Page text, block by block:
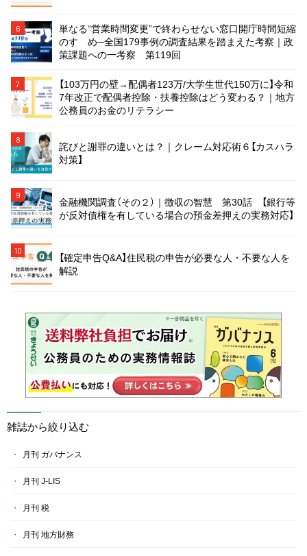
6
単なる“営業時間変更”で終わらせない窓口開庁時間短縮
のすゝめ─全国179事例の調査結果を踏まえた考察｜政
策課題への一考察 第119回
7
【103万円の壁→配偶者123万/大学生世代150万に】令和
7年改正で配偶者控除・扶養控除はどう変わる？｜地方
公務員のお金のリテラシー
8
詫びと謝罪の違いとは？｜クレーム対応術６【カスハラ
対策】
9
金融機関調査（その２）｜徴収の智慧 第30話 【銀行等
が反対債権を有している場合の預金差押えの実務対応】
10
【確定申告Q&A】住民税の申告が必要な人・不要な人を
解説
雑誌から絞り込む
月刊 ガバナンス
月刊 J-LIS
月刊 税
月刊 地方財務